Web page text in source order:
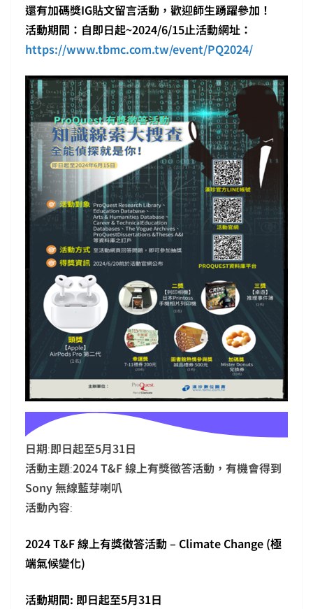
還有加碼獎IG貼文留言活動，歡迎師生踴躍參加！
活動期間：自即日起~2024/6/15止活動網址：
https://www.tbmc.com.tw/event/PQ2024/
日期:即日起至5月31日
活動主題:2024 T&F 線上有獎徵答活動，有機會得到
Sony 無線藍芽喇叭
活動內容:
2024 T&F線上有獎徵答活動 – Climate Change (極
端氣候變化)
活動期間: 即日起至5月31日